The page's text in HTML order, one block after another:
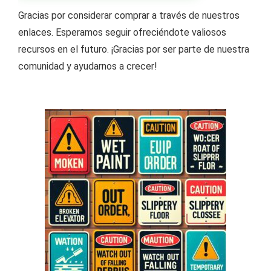
Gracias por considerar comprar a través de nuestros
enlaces. Esperamos seguir ofreciéndote valiosos
recursos en el futuro. ¡Gracias por ser parte de nuestra
comunidad y ayudarnos a crecer!